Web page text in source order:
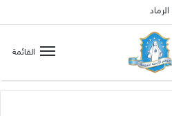
الغضب الإلهي
القائمة